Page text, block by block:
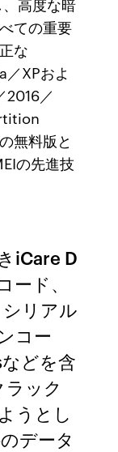
ての重要
な
XPおよ
／
無料版と
の先進技
iCare D
ド、
リアル
コー
どを含
ック
うとし
データ